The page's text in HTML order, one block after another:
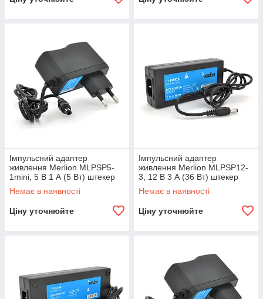
Імпульсний адаптер
живлення Merlion MLPSP5-
1mini, 5 В 1 А (5 Вт) штекер
5,5/2,5, довжина 0,9 м
Немає в наявності
Ціну уточнюйте
Імпульсний адаптер
живлення Merlion MLPSP12-
3, 12 В 3 А (36 Вт) штекер
5,5/2,5 + шнур живлення,
Q100
Немає в наявності
Ціну уточнюйте